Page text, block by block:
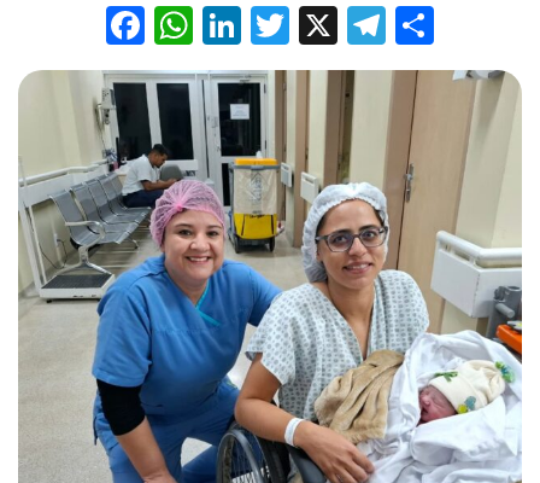
Facebook
WhatsApp
LinkedIn
Twitter
X